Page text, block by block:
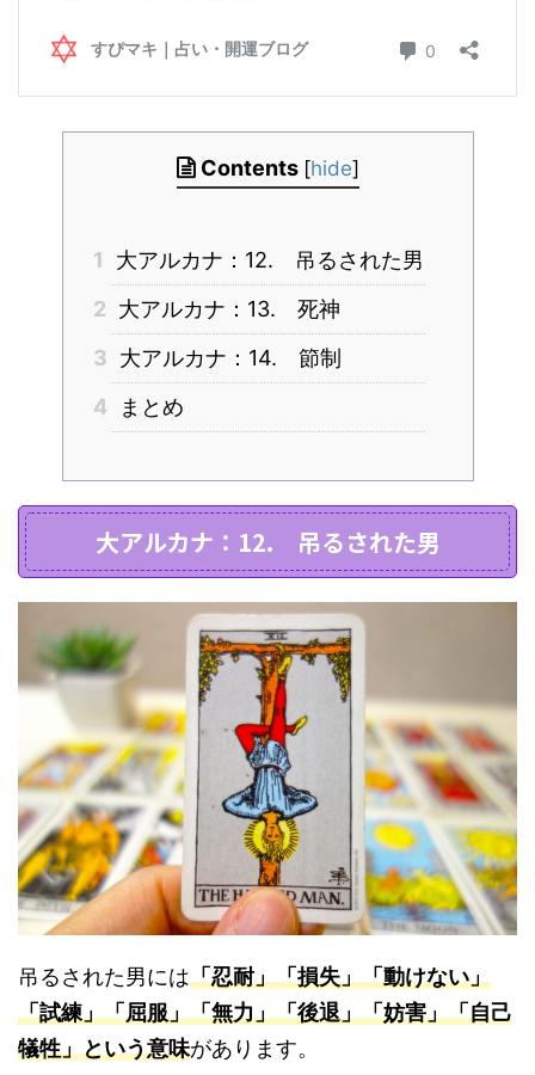
Contents [hide]
1
大アルカナ：12. 吊るされた男
2 大アルカナ：13. 死神
3 大アルカナ：14. 節制
4
まとめ
大アルカナ：12. 吊るされた男
吊るされた男には「忍耐」「損失」「動けない」
「試練」「屈服」「無力」「後退」「妨害」「自己
犠牲」という意味があります。